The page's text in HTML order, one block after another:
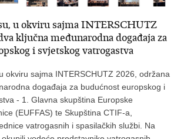
u okviru sajma INTERSCHUTZ
ključna međunarodna događaja za
i svjetskog vatrogastva
okviru sajma INTERSCHUTZ 2026, održana
događaja za budućnost europskog i
- 1. Glavna skupština Europske
(EUFFAS) te Skupština CTIF-a,
vatrogasnih i spasilačkih službi. Na